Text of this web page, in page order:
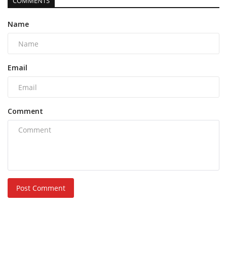
Name
Email
Comment
Post Comment